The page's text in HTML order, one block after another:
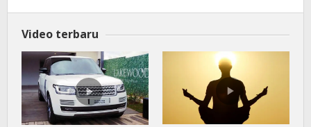
Video terbaru